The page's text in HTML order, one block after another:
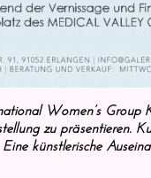
Women’s Group
zu präsentieren.
künstlerische